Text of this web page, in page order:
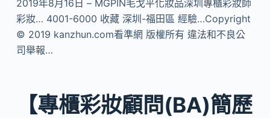
2019年8月16日 – MGPIN毛戈平化妝品深圳專櫃彩妝師
彩妝… 4001-6000 收藏 深圳-福田區 經驗…Copyright
© 2019 kanzhun.com看準網 版權所有 違法和不良公
司舉報…
【專櫃彩妝顧問(BA)簡歷